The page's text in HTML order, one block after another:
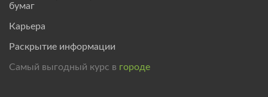
бумаг
Карьера
Раскрытие информации
Самый выгодный курс в городе